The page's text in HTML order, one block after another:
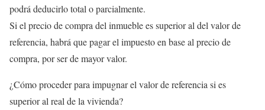
podrá deducirlo total o parcialmente.
Si el precio de compra del inmueble es superior al del valor de
referencia, habrá que pagar el impuesto en base al precio de
compra, por ser de mayor valor.
¿Cómo proceder para impugnar el valor de referencia si es
superior al real de la vivienda?